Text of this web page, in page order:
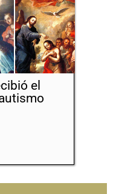
el